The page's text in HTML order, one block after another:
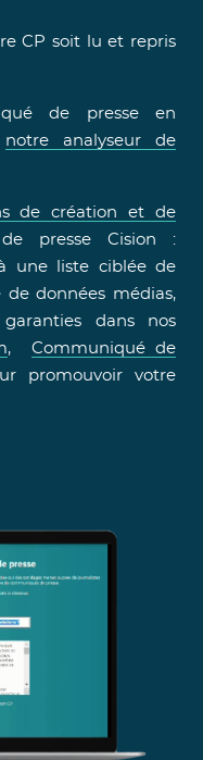
CP soit lu et repris
de presse en
notre analyseur de
de création et de
presse Cision :
une liste ciblée de
de données médias,
dans nos
, Communiqué de
promouvoir votre